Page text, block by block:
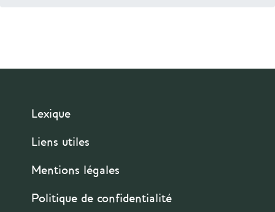
Lexique
Liens utiles
Mentions légales
Politique de confidentialité